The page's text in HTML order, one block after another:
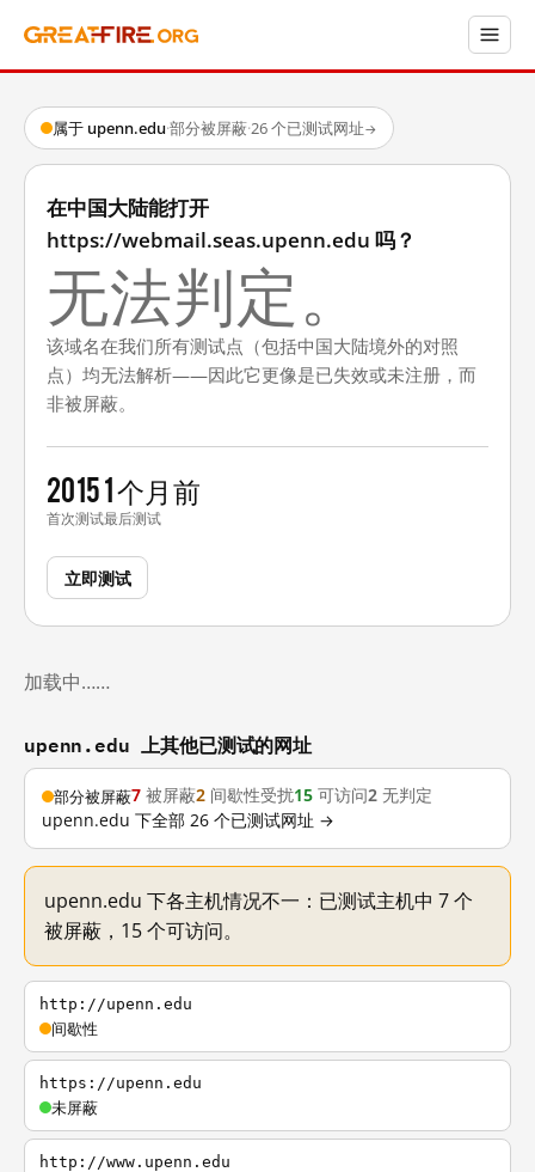
属于 upenn.edu·部分被屏蔽·26 个已测试网址→
在中国大陆能打开
https://webmail.seas.upenn.edu 吗？
无法判定。
该域名在我们所有测试点（包括中国大陆境外的对照
点）均无法解析——因此它更像是已失效或未注册，而
非被屏蔽。
2015
首次测试
1 个月前
最后测试
立即测试
加载中……
upenn.edu 上其他已测试的网址
部分被屏蔽7 被屏蔽2 间歇性受扰15 可访问2 无判定
upenn.edu 下全部 26 个已测试网址 →
upenn.edu 下各主机情况不一：已测试主机中 7 个
被屏蔽，15 个可访问。
http://upenn.edu
间歇性
https://upenn.edu
未屏蔽
http://www.upenn.edu